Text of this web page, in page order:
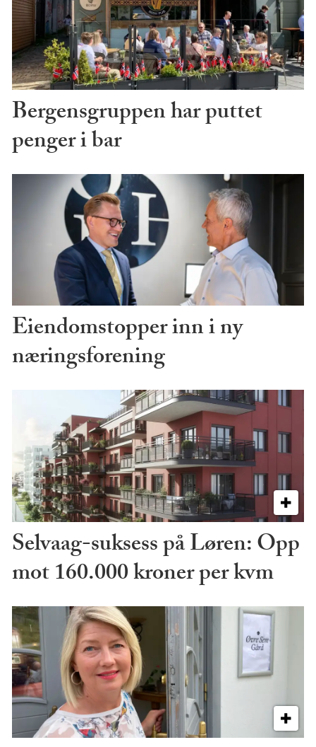
Bergensgruppen har puttet
penger i bar
Eiendomstopper inn i ny
næringsforening
Selvaag-suksess på Løren: Opp
mot 160.000 kroner per kvm